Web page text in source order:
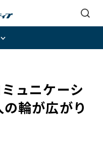
ュニケーシ
の輪が広がり